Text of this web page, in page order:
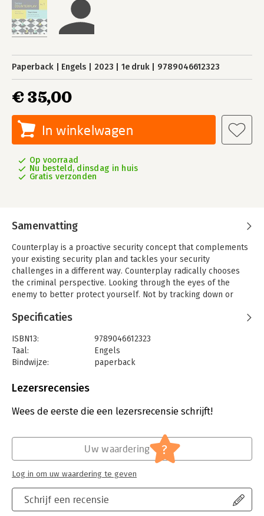
Paperback Engels 2023 1e druk 9789046612323
€ 35,00
In winkelwagen
Op voorraad
Nu besteld, dinsdag in huis
Gratis verzonden
Samenvatting
Counterplay is a proactive security concept that complements
your existing security plan and tackles your security
challenges in a different way. Counterplay radically chooses
the criminal perspective. Looking through the eyes of the
enemy to better protect yourself. Not by tracking down or
many attack strategies as possible. You are thinking ahead in a
With plenty of practical examples and useful tips, Counterplay
translates its ideas into viable methods tailored to any
because human action is crucial in any security policy. People
they become your strongest asset.
workplace. For security professionals who want to add new
security insights to their organization. For employees of
emergency services, security personnel of museums and other
institutions, but also for hospitality teams of organizations and
events. You will learn to observe proactively, to look critically
at your own (security) resources, and to design effective
barriers in an accessible way.
Specificaties
ISBN13:
9789046612323
Taal:
Engels
Bindwijze:
paperback
Uitgever:
Verschijningsdatum:
21-12-2023
Strafrecht algemeen
Serie:
Lezersrecensies
Wees de eerste die een lezersrecensie schrijft!
Schrijf een recensie
Uw waardering ?
Log in om uw waardering te geven